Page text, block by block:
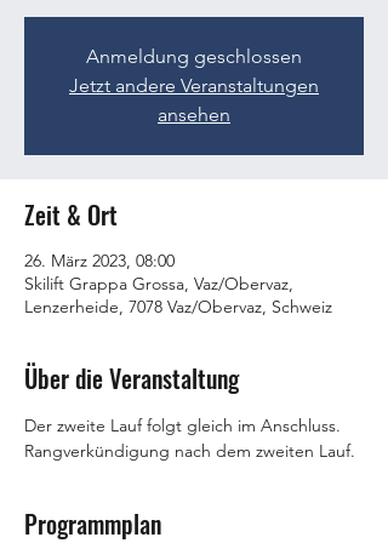
Anmeldung geschlossen
Jetzt andere Veranstaltungen
ansehen
Zeit & Ort
26. März 2023, 08:00
Skilift Grappa Grossa, Vaz/Obervaz,
Lenzerheide, 7078 Vaz/Obervaz, Schweiz
Über die Veranstaltung
Der zweite Lauf folgt gleich im Anschluss.
Rangverkündigung nach dem zweiten Lauf.
Programmplan